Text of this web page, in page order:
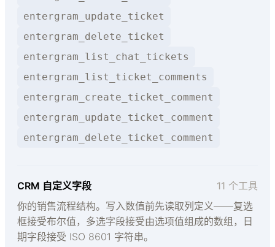
entergram_update_ticket
entergram_delete_ticket
entergram_list_chat_tickets
entergram_list_ticket_comments
entergram_create_ticket_comment
entergram_update_ticket_comment
entergram_delete_ticket_comment
CRM 自定义字段
11 个工具
你的销售流程结构。写入数值前先读取列定义——复选
框接受布尔值，多选字段接受由选项值组成的数组，日
期字段接受 ISO 8601 字符串。